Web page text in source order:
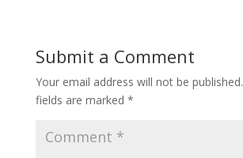
Submit a Comment
Your email address will not be published.
fields are marked *